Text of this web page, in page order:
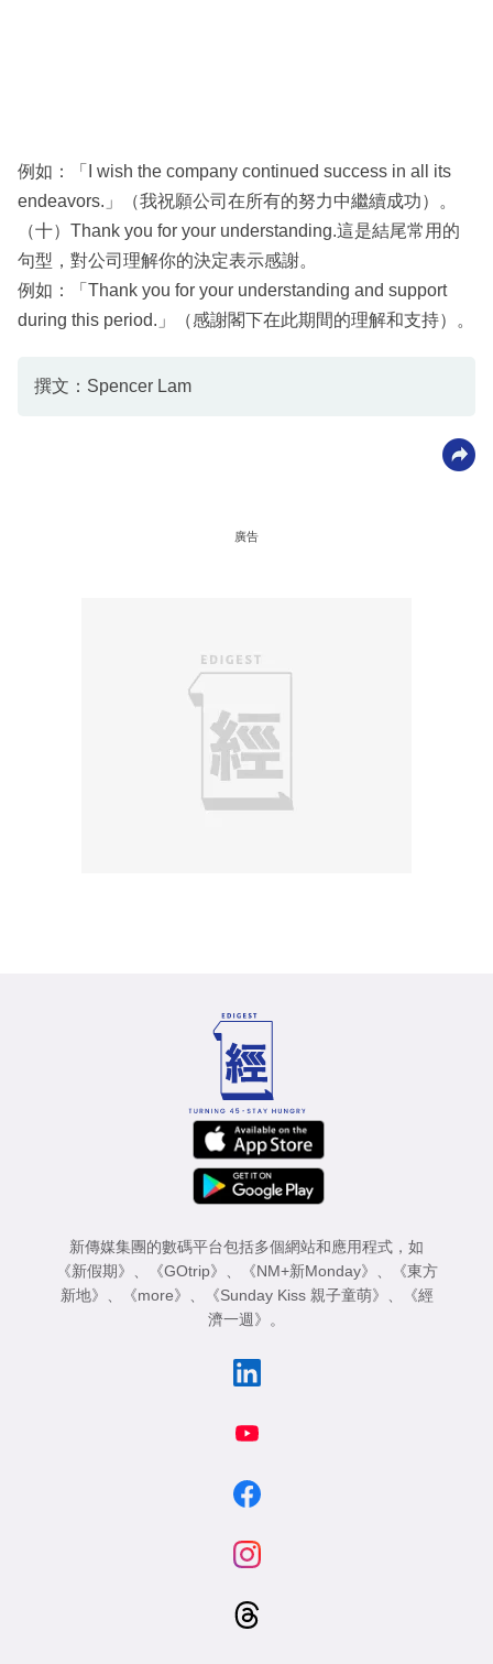
例如：「I wish the company continued success in all its
endeavors.」（我祝願公司在所有的努力中繼續成功）。
（十）Thank you for your understanding.這是結尾常用的
句型，對公司理解你的決定表示感謝。
例如：「Thank you for your understanding and support
during this period.」（感謝閣下在此期間的理解和支持）。
撰文：Spencer Lam
廣告
新傳媒集團的數碼平台包括多個網站和應用程式，如
《新假期》
《GOtrip》 《NM+新Monday》
《東方
新地》
《more》 《Sunday Kiss 親子童萌》
《經
濟一週》
。